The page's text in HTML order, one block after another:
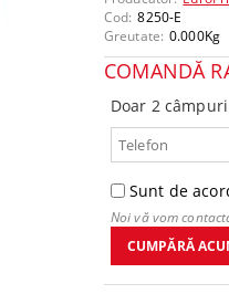
Cod: 8250-E
Greutate: 0.000Kg
COMANDĂ
Doar 2
Sunt de
Noi vă vom